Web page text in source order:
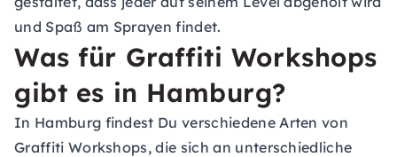
und Spaß am Sprayen findet.
Was für Graffiti Workshops
gibt es in Hamburg?
In Hamburg findest Du verschiedene Arten von
Graffiti Workshops, die sich an unterschiedliche